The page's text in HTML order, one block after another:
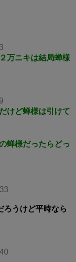
万ニキは結局蝉様
けど蝉様は引けて
蝉様だったらどっ
ろうけど平時なら